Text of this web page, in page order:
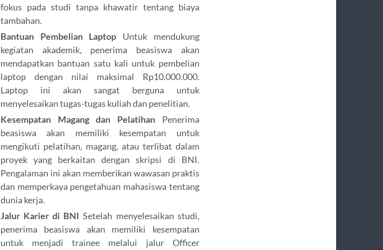
fokus pada studi tanpa khawatir tentang biaya
tambahan.
Bantuan Pembelian Laptop Untuk mendukung
kegiatan akademik, penerima beasiswa akan
mendapatkan bantuan satu kali untuk pembelian
laptop dengan nilai maksimal Rp10.000.000.
Laptop ini akan sangat berguna untuk
menyelesaikan tugas-tugas kuliah dan penelitian.
Kesempatan Magang dan Pelatihan Penerima
beasiswa akan memiliki kesempatan untuk
mengikuti pelatihan, magang, atau terlibat dalam
proyek yang berkaitan dengan skripsi di BNI.
Pengalaman ini akan memberikan wawasan praktis
dan memperkaya pengetahuan mahasiswa tentang
dunia kerja.
Jalur Karier di BNI Setelah menyelesaikan studi,
penerima beasiswa akan memiliki kesempatan
untuk menjadi trainee melalui jalur Officer